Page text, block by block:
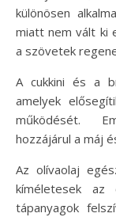
különösen
miatt nem vált ki
a szövetek
A cukkini és a
amelyek
működését.
hozzájárul a máj
Az olívaolaj
kíméletesek
tápanyagok